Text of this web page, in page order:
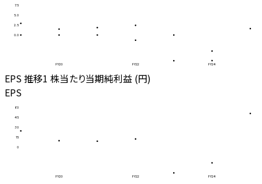
0.0
2.5
5.0
7.5
FY20 FY22 FY24
EPS 推移1 株当たり当期純利益 (円)
EPS
0
15
30
45
60
FY20 FY22 FY24